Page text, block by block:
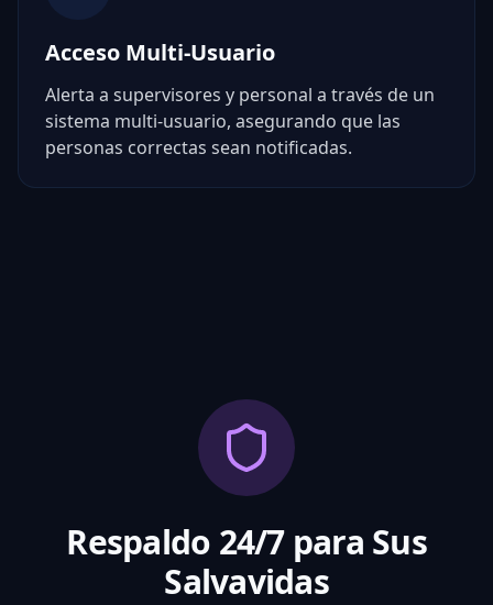
Acceso Multi-Usuario
Alerta a supervisores y personal a través de un
sistema multi-usuario, asegurando que las
personas correctas sean notificadas.
Respaldo 24/7 para Sus
Salvavidas